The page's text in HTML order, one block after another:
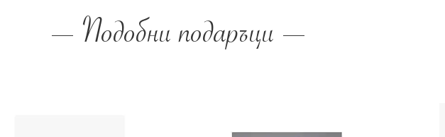
Подобни подаръци